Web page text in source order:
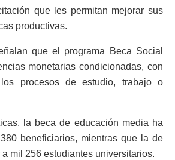
que les permitan mejorar sus
productivas.
que el programa Beca Social
monetarias condicionadas, con
procesos de estudio, trabajo o
la beca de educación media ha
beneficiarios, mientras que la de
mil 256 estudiantes universitarios.